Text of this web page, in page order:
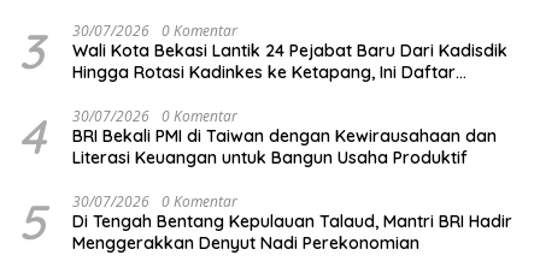
3 30/07/2026 0 Komentar
Wali Kota Bekasi Lantik 24 Pejabat Baru Dari Kadisdik
Hingga Rotasi Kadinkes ke Ketapang, Ini Daftar
4 30/07/2026 0 Komentar
BRI Bekali PMI di Taiwan dengan Kewirausahaan dan
Literasi Keuangan untuk Bangun Usaha Produktif
5 30/07/2026 0 Komentar
Di Tengah Bentang Kepulauan Talaud, Mantri BRI Hadir
Menggerakkan Denyut Nadi Perekonomian